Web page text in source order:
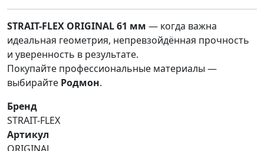
STRAIT-FLEX ORIGINAL 61 мм — когда важна
идеальная геометрия, непревзойдённая прочность
и уверенность в результате.
Покупайте профессиональные материалы —
выбирайте Родмон.
Бренд
STRAIT-FLEX
Артикул